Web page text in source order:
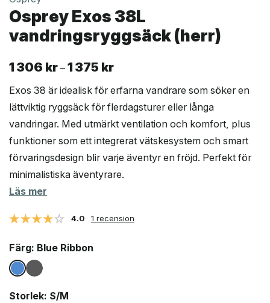
Osprey Exos 38L
vandringsryggsäck (herr)
1 306 kr – 1 375 krPrisintervall:
306 kr
till
1
375 kr
Exos 38 är idealisk för erfarna vandrare som söker en
lättviktig ryggsäck för flerdagsturer eller långa
vandringar. Med utmärkt ventilation och komfort, plus
funktioner som ett integrerat vätskesystem och smart
förvaringsdesign blir varje äventyr en fröjd. Perfekt för
minimalistiska äventyrare.
Läs mer
4.0 1 recension
Färg: Blue Ribbon
Storlek: S/M